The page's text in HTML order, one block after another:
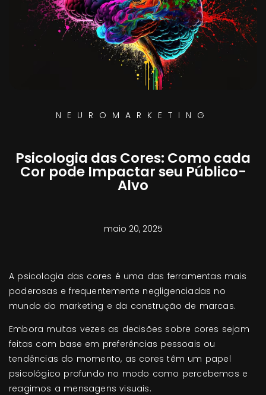
NEUROMARKETING
Psicologia das Cores: Como cada
Cor pode Impactar seu Público-
Alvo
maio 20, 2025
A psicologia das cores é uma das ferramentas mais
poderosas e frequentemente negligenciadas no
mundo do marketing e da construção de marcas.
Embora muitas vezes as decisões sobre cores sejam
feitas com base em preferências pessoais ou
tendências do momento, as cores têm um papel
psicológico profundo no modo como percebemos e
reagimos a mensagens visuais.